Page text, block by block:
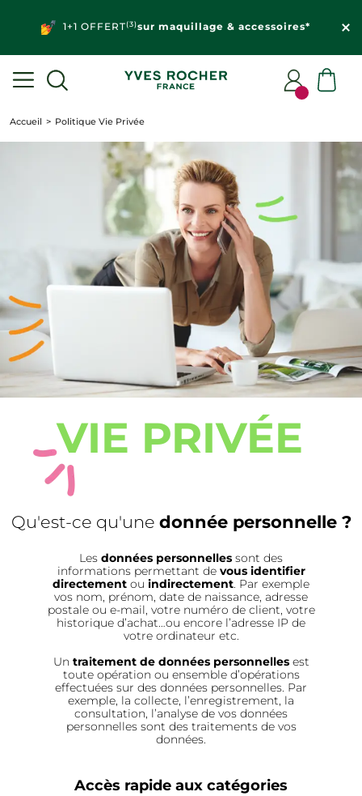
1+1 OFFERT(3)sur maquillage & accessoires*
Accueil Politique Vie Privée
VIE PRIVÉE
Qu'est-ce qu'une donnée personnelle ?
Les données personnelles sont des
informations permettant de vous identifier
directement ou indirectement. Par exemple
vos nom, prénom, date de naissance, adresse
postale ou e-mail, votre numéro de client, votre
historique d’achat…ou encore l’adresse IP de
votre ordinateur etc.
Un traitement de données personnellesest
toute opération ou ensemble d’opérations
effectuées sur des données personnelles. Par
exemple, la collecte, l’enregistrement, la
consultation, l’analyse de vos données
personnelles sont des traitements de vos
données.
Accès rapide aux catégories